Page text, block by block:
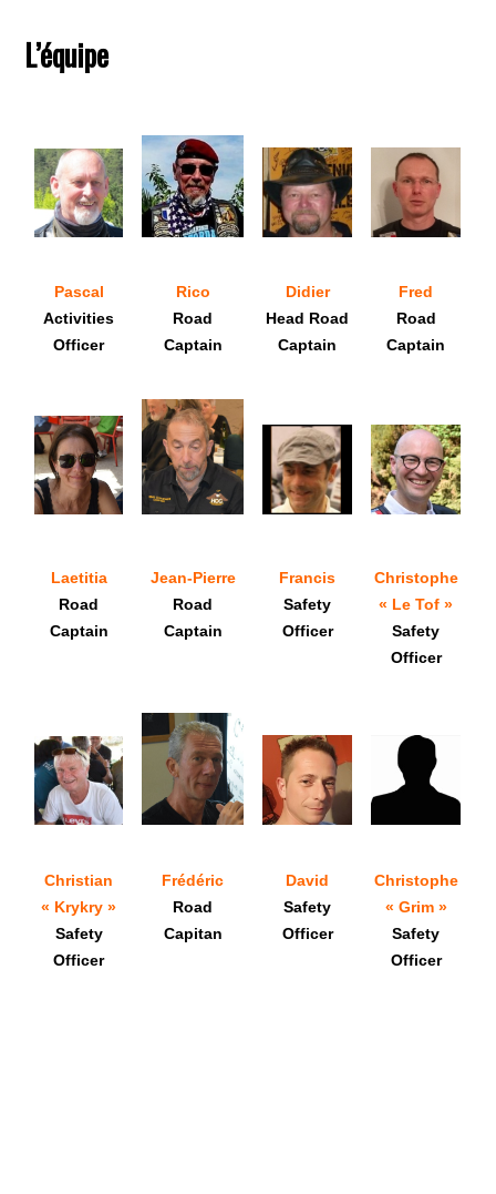
L’équipe
Pascal
Activities
Officer
Rico
Road
Captain
Didier
Head Road
Captain
Fred
Road
Captain
Laetitia
Road
Captain
Jean-Pierre
Road
Captain
Francis
Safety
Officer
Christophe
« Le Tof »
Safety
Officer
Christian
« Krykry »
Safety
Officer
Frédéric
Road
Capitan
David
Safety
Officer
Christophe
« Grim »
Safety
Officer